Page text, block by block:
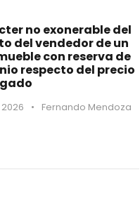
no exonerable del
del vendedor de un
con reserva de
respecto del precio
• Fernando Mendoza